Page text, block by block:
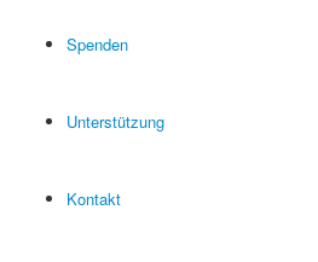
Spenden
Unterstützung
Kontakt